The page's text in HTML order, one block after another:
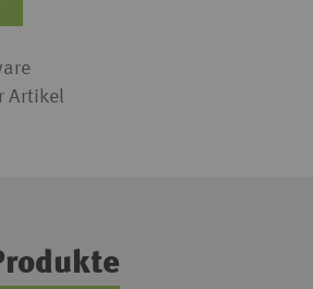
Artikel